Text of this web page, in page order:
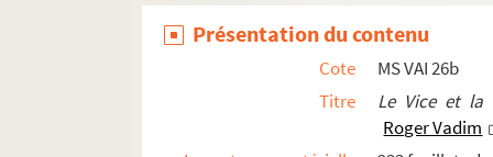
MS VAI 42b.
MS VAI 43. Vailland, journaliste et
MS VAI 44. Travaux de recherches
MS VAI 45. Projets inédits de fictions
Présentation du contenu
Cote
MS VAI 26b
Titre
Le Vice et la
Roger Vadim